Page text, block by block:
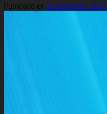
Publicado en 26 diciembre, 2024